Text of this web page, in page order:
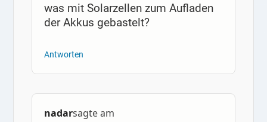
was mit Solarzellen zum Aufladen
der Akkus gebastelt?
Antworten
nadarsagte am